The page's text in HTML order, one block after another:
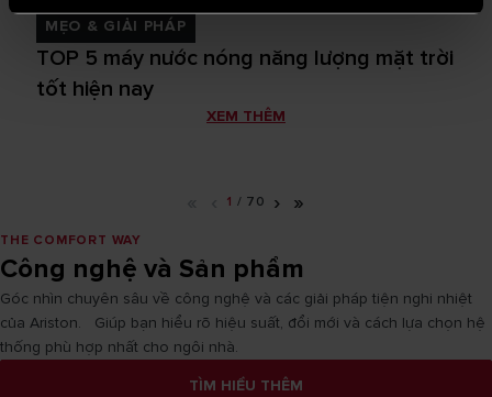
MẸO & GIẢI PHÁP
TOP 5 máy nước nóng năng lượng mặt trời
tốt hiện nay
XEM THÊM
1 / 70 › »
THE COMFORT WAY
Công nghệ và Sản phẩm
Góc nhìn chuyên sâu về công nghệ và các giải pháp tiện nghi nhiệt
của Ariston. Giúp bạn hiểu rõ hiệu suất, đổi mới và cách lựa chọn hệ
thống phù hợp nhất cho ngôi nhà.
TÌM HIỂU THÊM